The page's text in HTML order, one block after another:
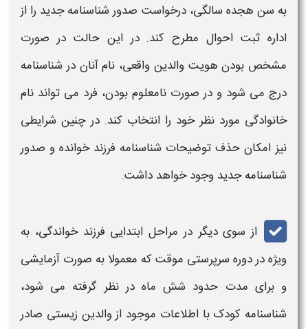
به سن هجده سالگی، درخواست صدور شناسنامهجدید را از
اداره ثبت احوال مطرح کند. در این حالت در صورت
مشخص بودن هویت والدین واقعی، نام آنان در شناسنامه
درج می‌ شود و در صورت نامعلوم بودن، فرد می‌ تواند نام
خانوادگی مورد نظر خود را انتخاب کند. در چنین شرایطی
نیز امکان حذف توضیحات شناسنامه فرزند خوانده و صدور
شناسنامهجدید وجود خواهد داشت.
از سوی دیگر در مراحل ابتدایی فرزند خواندگی، به‌
ویژه در دوره سرپرستی موقت که معمولا به صورت آزمایشی
و برای مدت حدود شش ماه در نظر گرفته می‌ شود،
شناسنامه کودک با اطلاعات موجود از والدین زیستی صادر